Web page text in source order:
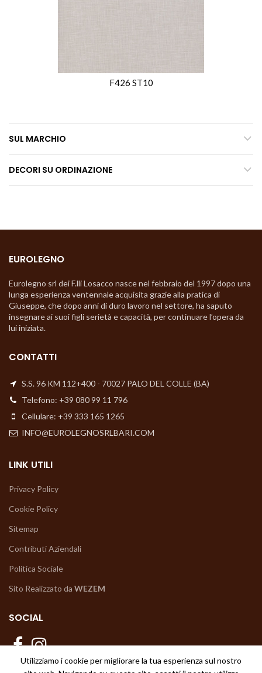
F426 ST10
SUL MARCHIO
DECORI SU ORDINAZIONE
EUROLEGNO
Eurolegno srl dei F.lli Losacco nasce nel febbraio del 1997 dopo una
lunga esperienza ventennale acquisita grazie alla pratica di
Giuseppe, che dopo anni di duro lavoro nel settore, ha saputo
insegnare ai suoi figli serietà e capacità, per continuare l’opera da
lui iniziata.
CONTATTI
S.S. 96 KM 112+400 - 70027 PALO DEL COLLE (BA)
Telefono: +39 080 99 11 796
Cellulare: +39 333 165 1265
INFO@EUROLEGNOSRLBARI.COM
LINK UTILI
Privacy Policy
Cookie Policy
Sitemap
Contributi Aziendali
Politica Sociale
Sito Realizzato da WEZEM
SOCIAL
Utilizziamo i cookie per migliorare la tua esperienza sul nostro